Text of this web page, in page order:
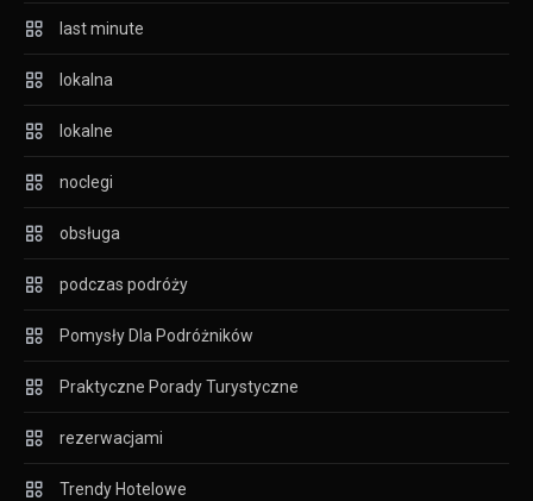
last minute
lokalna
lokalne
noclegi
obsługa
podczas podróży
Pomysły Dla Podróżników
Praktyczne Porady Turystyczne
rezerwacjami
Trendy Hotelowe